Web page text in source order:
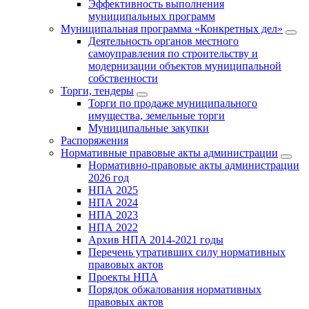
Эффективность выполнения
муниципальных программ
Муниципальная программа «Конкретных дел»
Деятельность органов местного
самоуправления по строительству и
модернизации объектов муниципальной
собственности
Торги, тендеры
Торги по продаже муниципального
имущества, земельные торги
Муниципальные закупки
Распоряжения
Нормативные правовые акты администрации
Нормативно-правовые акты администрации
2026 год
НПА 2025
НПА 2024
НПА 2023
НПА 2022
Архив НПА 2014-2021 годы
Перечень утративших силу нормативных
правовых актов
Проекты НПА
Порядок обжалования нормативных
правовых актов